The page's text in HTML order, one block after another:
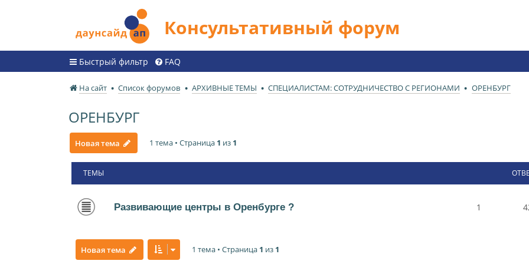
Консультативный форум
Быстрый фильтр FAQ
На сайт Список форумов АРХИВНЫЕ ТЕМЫ СПЕЦИАЛИСТАМ: СОТРУДНИЧЕСТВО С РЕГИОНАМИ ОРЕНБУРГ
ОРЕНБУРГ
Новая тема 1 тема • Страница 1 из 1
ТЕМЫ
Развивающие центры в Оренбурге ? 1
Новая тема 1 тема • Страница 1 из 1